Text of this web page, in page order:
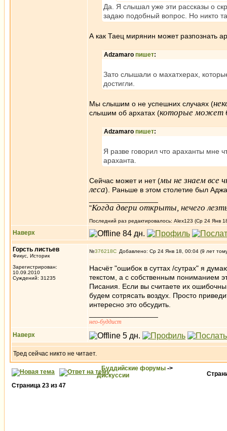
Да. Я слышал уже эти рассказы о
задаю подобный вопрос. Но никто
А как Таец мирянин может разпознать
Adzamaro пишет:
Зато слышали о махатхерах,
достигли.
Мы слышим о не успешних случаях (
слышим об архатах (которые может
Adzamaro пишет:
Я разве говорил что араханты мне
араханта.
Сейчас может и нет (мы не знаем все
леса). Раньше в этом столетие был
"Когда двери открыты, нечего
Последний раз редактировалось: Alex123 (Ср 24 Янв
Наверх
Горсть листьев
Фикус, Историк
Зарегистрирован:
10.09.2010
Суждений: 31235
№376218 Добавлено: Ср 24 Янв 18, 00:04 (9 лет
Насчёт "ошибок в суттах /сутрах" я
текстом, а с собственным пониманием
Писания. Если вы считаете их
будем сотрясать воздух. Просто
интересно это обсудить.
нео-буддист
Наверх
Тред сейчас никто не читает.
Буддийские форумы ->
Дискуссии
Страница 23 из 47